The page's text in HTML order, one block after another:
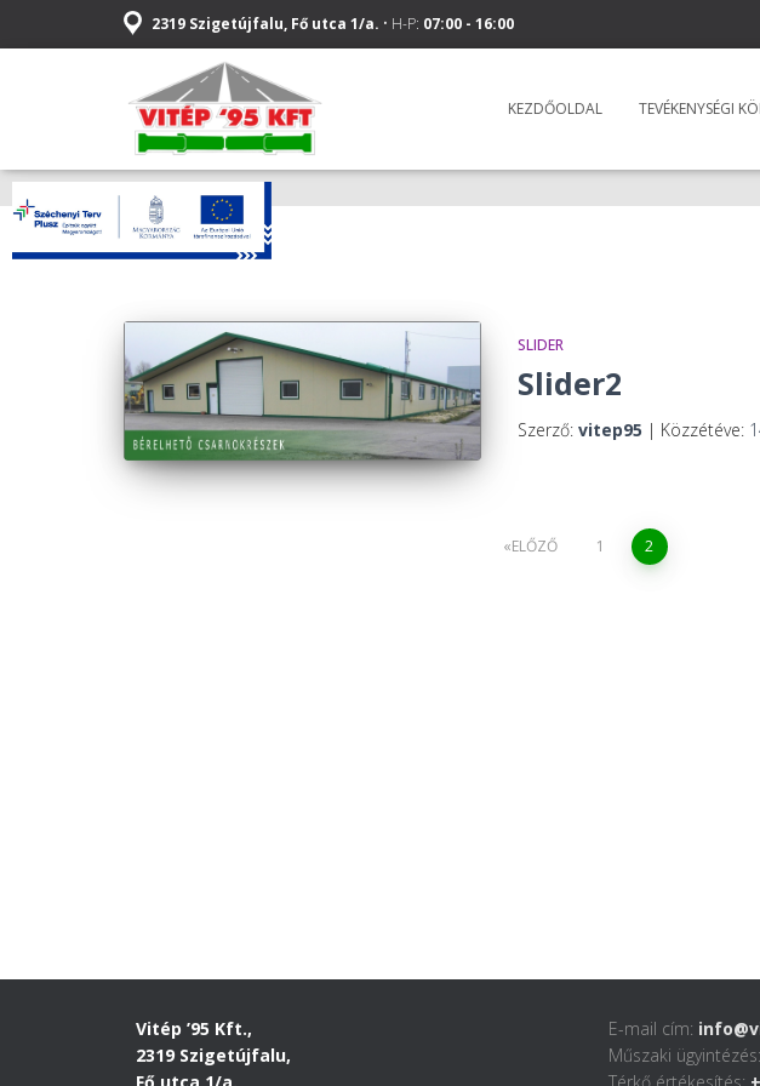
2319 Szigetújfalu, Fő utca 1/a. • H-P: 07:00 - 16:00
KEZDŐOLDAL TEVÉKENYSÉGI
SLIDER
Slider2
Szerző: vitep95 | Közzétéve:
ELŐZŐ 1 2
Vitép ’95 Kft.,
2319 Szigetújfalu,
E-mail cím:
Műszaki ügyintézés: